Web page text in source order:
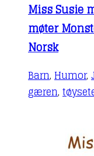
Miss Susie
møter
Norsk
Barn, Humor,
gæren,